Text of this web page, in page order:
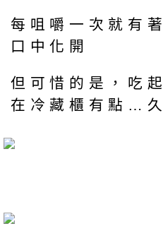
每咀嚼一次就有
口中化開
但可惜的是，吃
在冷藏櫃有點…